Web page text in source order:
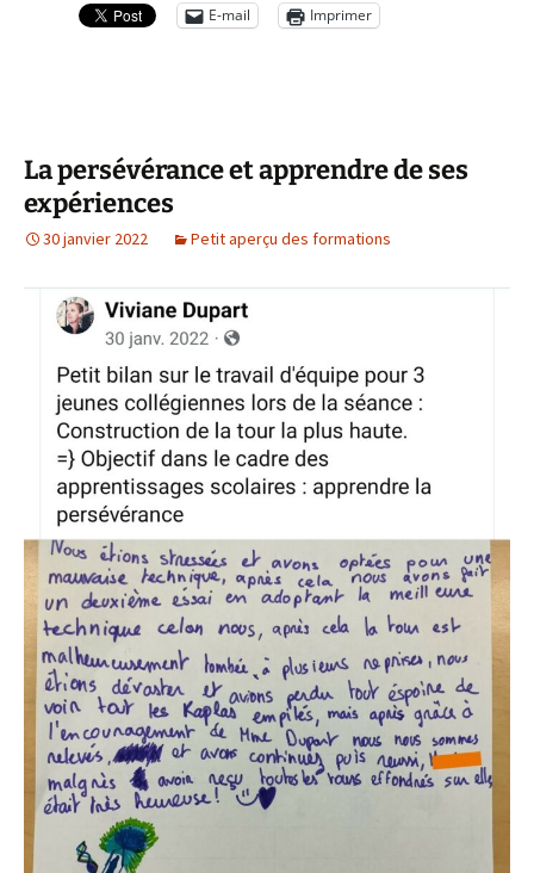
E-mail Imprimer
La persévérance et apprendre de ses
expériences
30 janvier 2022 Petit aperçu des formations